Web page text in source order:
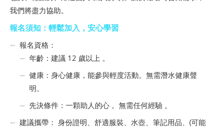
我們將盡力協助。
報名須知：輕鬆加入，安心學習
報名資格：
年齡：建議 12 歲以上 。
健康：身心健康，能參與輕度活動。無需潛水健康聲
明。
先決條件：一顆助人的心 。無需任何經驗 。
建議攜帶： 身份證明、舒適服裝、水壺、筆記用品、(可能